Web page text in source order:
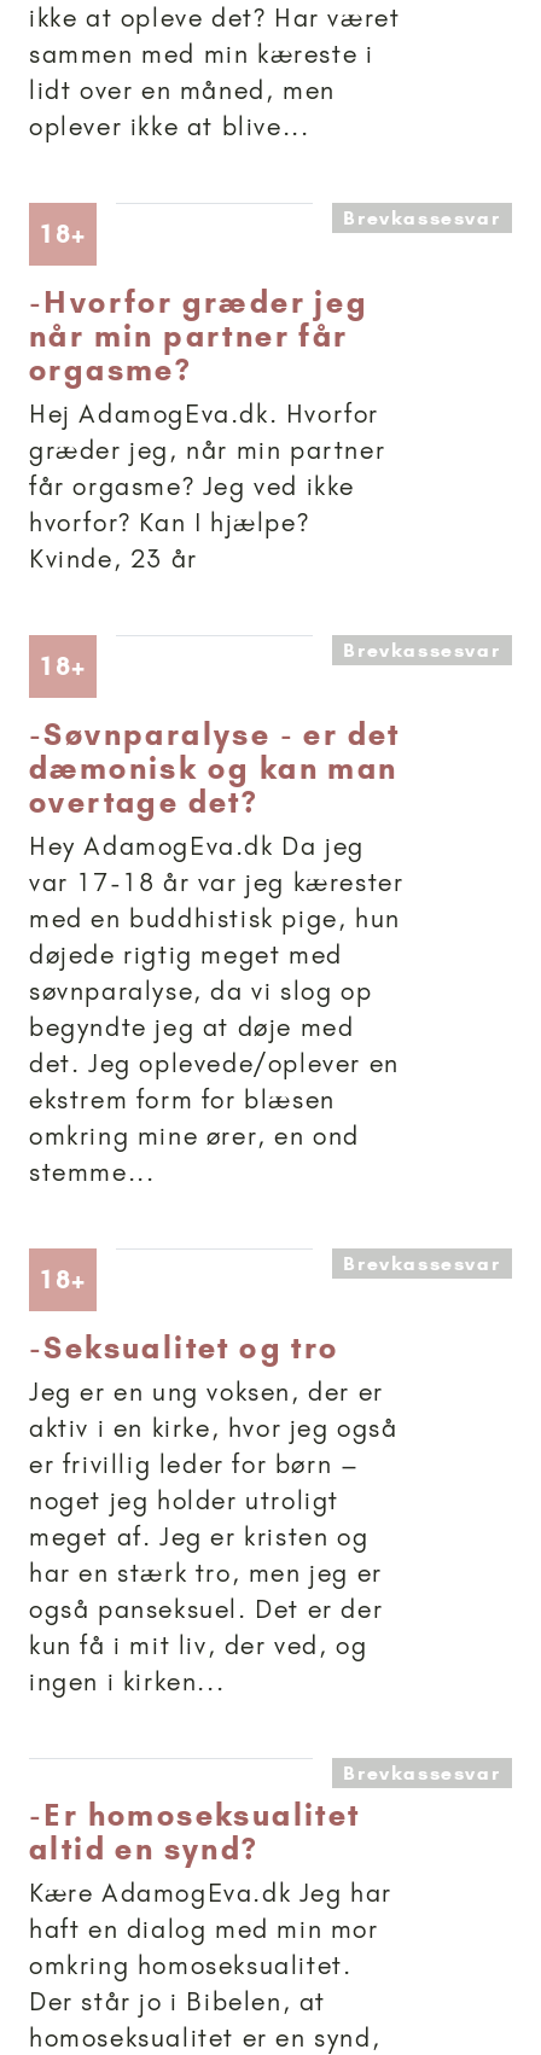
ikke at opleve det? Har været
sammen med min kæreste i
lidt over en måned, men
oplever ikke at blive...
18+ Artikler anbefalet til 18+Brevkassesvar
-Hvorfor græder jeg
når min partner får
orgasme?
Hej AdamogEva.dk. Hvorfor
græder jeg, når min partner
får orgasme? Jeg ved ikke
hvorfor? Kan I hjælpe?
Kvinde, 23 år
18+ Artikler anbefalet til 18+Brevkassesvar
-Søvnparalyse - er det
dæmonisk og kan man
overtage det?
Hey AdamogEva.dk Da jeg
var 17-18 år var jeg kærester
med en buddhistisk pige, hun
døjede rigtig meget med
søvnparalyse, da vi slog op
begyndte jeg at døje med
det. Jeg oplevede/oplever en
ekstrem form for blæsen
omkring mine ører, en ond
stemme...
18+ Artikler anbefalet til 18+Brevkassesvar
-Seksualitet og tro
Jeg er en ung voksen, der er
aktiv i en kirke, hvor jeg også
er frivillig leder for børn –
noget jeg holder utroligt
meget af. Jeg er kristen og
har en stærk tro, men jeg er
også panseksuel. Det er der
kun få i mit liv, der ved, og
ingen i kirken...
Brevkassesvar
-Er homoseksualitet
altid en synd?
Kære AdamogEva.dk Jeg har
haft en dialog med min mor
omkring homoseksualitet.
Der står jo i Bibelen, at
homoseksualitet er en synd,